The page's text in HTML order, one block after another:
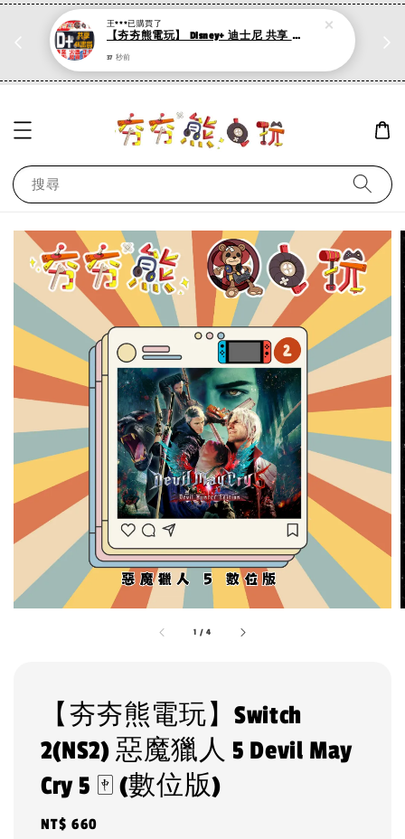
PS系列遊戲 滿500折50，加購第二件再打95折
搜尋
1 /4
【夯夯熊電玩】Switch
2(NS2) 惡魔獵人 5 Devil May
Cry 5 🀄 (數位版)
Regular
NT$ 660
王***已購買了
【夯夯熊電玩】 Disney+ 迪士尼 共享 4K畫質 30/60/90/120/180/365天 租用期間不換號 影音串流平台 (數位版)
37 秒前